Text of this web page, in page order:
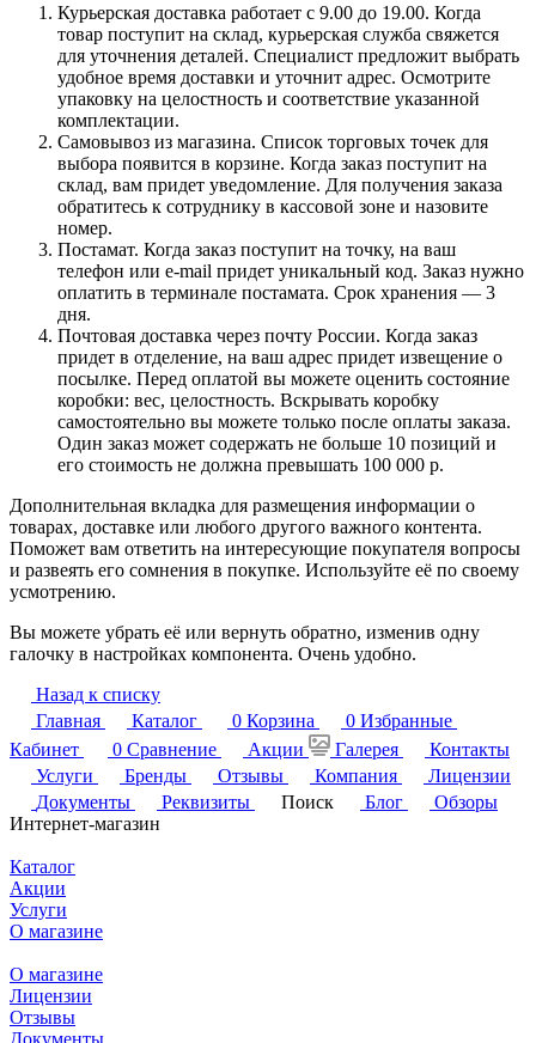
Курьерская доставка работает с 9.00 до 19.00. Когда
товар поступит на склад, курьерская служба свяжется
для уточнения деталей. Специалист предложит выбрать
удобное время доставки и уточнит адрес. Осмотрите
упаковку на целостность и соответствие указанной
комплектации.
Самовывоз из магазина. Список торговых точек для
выбора появится в корзине. Когда заказ поступит на
склад, вам придет уведомление. Для получения заказа
обратитесь к сотруднику в кассовой зоне и назовите
номер.
Постамат. Когда заказ поступит на точку, на ваш
телефон или e-mail придет уникальный код. Заказ нужно
оплатить в терминале постамата. Срок хранения — 3
дня.
Почтовая доставка через почту России. Когда заказ
придет в отделение, на ваш адрес придет извещение о
посылке. Перед оплатой вы можете оценить состояние
коробки: вес, целостность. Вскрывать коробку
самостоятельно вы можете только после оплаты заказа.
Один заказ может содержать не больше 10 позиций и
его стоимость не должна превышать 100 000 р.
Дополнительная вкладка для размещения информации о
товарах, доставке или любого другого важного контента.
Поможет вам ответить на интересующие покупателя вопросы
и развеять его сомнения в покупке. Используйте её по своему
усмотрению.
Вы можете убрать её или вернуть обратно, изменив одну
галочку в настройках компонента. Очень удобно.
Назад к списку
Главная
Каталог 0 Корзина 0 Избранные
Кабинет
0 Сравнение Акции Галерея
Контакты
Услуги
Бренды Отзывы Компания
Лицензии
Документы
Реквизиты Поиск Блог
Обзоры
Интернет-магазин
Каталог
Акции
Услуги
О магазине
О магазине
Лицензии
Отзывы
Документы